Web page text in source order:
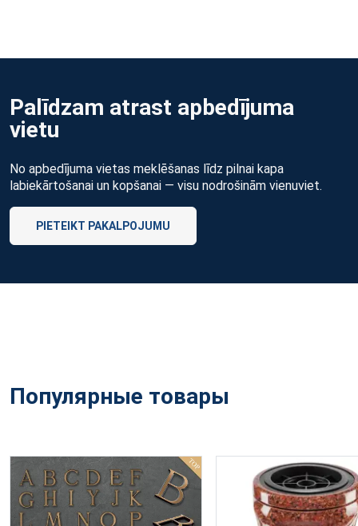
Palīdzam atrast apbedījuma
vietu
No apbedījuma vietas meklēšanas līdz pilnai kapa
labiekārtošanai un kopšanai — visu nodrošinām vienuviet.
PIETEIKT PAKALPOJUMU
Популярные товары